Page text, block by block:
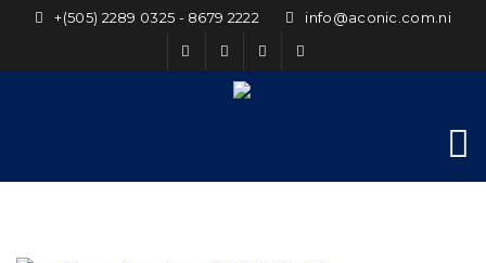
+(505) 2289 0325 - 8679 2222 info@aconic.com.ni